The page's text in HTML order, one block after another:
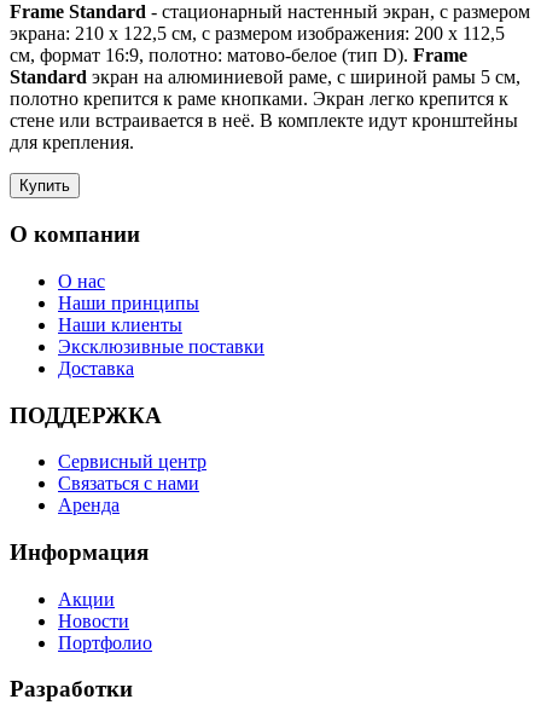
Frame Standard - стационарный настенный экран, с размером
экрана: 210 x 122,5 см, с размером изображения: 200 х 112,5
см, формат 16:9, полотно: матово-белое (тип D). Frame
Standard экран на алюминиевой раме, с шириной рамы 5 см,
полотно крепится к раме кнопками. Экран легко крепится к
стене или встраивается в неё. В комплекте идут кронштейны
для крепления.
О компании
О нас
Наши принципы
Наши клиенты
Эксклюзивные поставки
Доставка
ПОДДЕРЖКА
Сервисный центр
Связаться с нами
Аренда
Информация
Акции
Новости
Портфолио
Разработки